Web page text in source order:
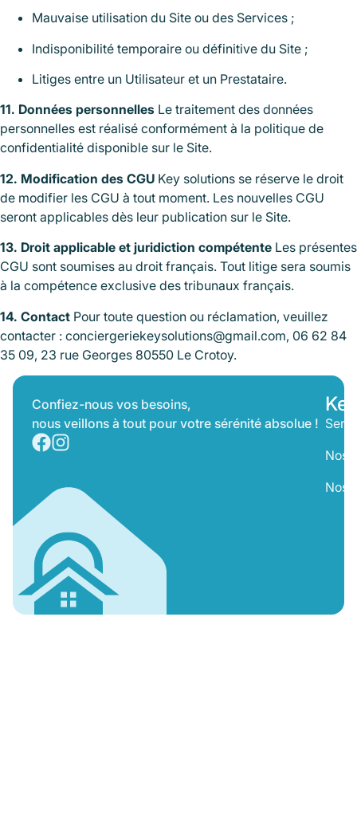
Mauvaise utilisation du Site ou des Services ;
Indisponibilité temporaire ou définitive du Site ;
Litiges entre un Utilisateur et un Prestataire.
11. Données personnelles Le traitement des données
personnelles est réalisé conformément à la politique de
confidentialité disponible sur le Site.
12. Modification des CGU Key solutions se réserve le droit
de modifier les CGU à tout moment. Les nouvelles CGU
seront applicables dès leur publication sur le Site.
13. Droit applicable et juridiction compétente Les présentes
CGU sont soumises au droit français. Tout litige sera soumis
à la compétence exclusive des tribunaux français.
14. Contact Pour toute question ou réclamation, veuillez
contacter : conciergeriekeysolutions@gmail.com, 06 62 84
35 09, 23 rue Georges 80550 Le Crotoy.
Confiez-nous vos besoins,
nous veillons à tout pour votre sérénité absolue !
Nos
Nos